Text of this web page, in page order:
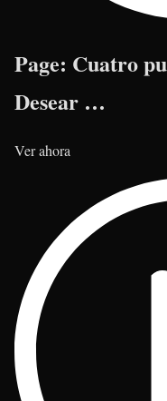
Page: Cuatro
Desear …
Ver ahora